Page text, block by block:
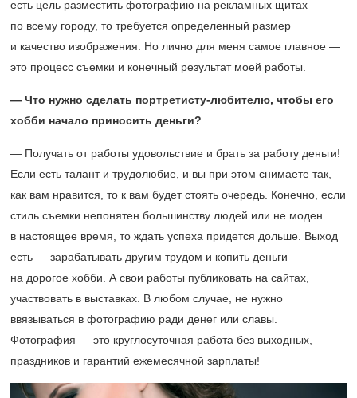
есть цель разместить фотографию на рекламных щитах
по всему городу, то требуется определенный размер
и качество изображения. Но лично для меня самое главное —
это процесс съемки и конечный результат моей работы.
— Что нужно сделать портретисту-любителю, чтобы его
хобби начало приносить деньги?
— Получать от работы удовольствие и брать за работу деньги!
Если есть талант и трудолюбие, и вы при этом снимаете так,
как вам нравится, то к вам будет стоять очередь. Конечно, если
стиль съемки непонятен большинству людей или не моден
в настоящее время, то ждать успеха придется дольше. Выход
есть — зарабатывать другим трудом и копить деньги
на дорогое хобби. А свои работы публиковать на сайтах,
участвовать в выставках. В любом случае, не нужно
ввязываться в фотографию ради денег или славы.
Фотография — это круглосуточная работа без выходных,
праздников и гарантий ежемесячной зарплаты!